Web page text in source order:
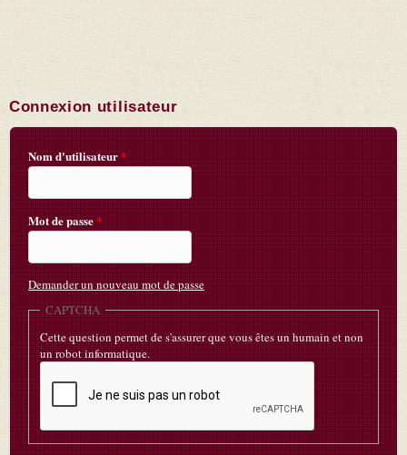
Connexion utilisateur
Nom d'utilisateur*
Mot de passe*
Demander un nouveau mot de passe
CAPTCHA
Cette question permet de s'assurer que vous êtes un humain et non
un robot informatique.